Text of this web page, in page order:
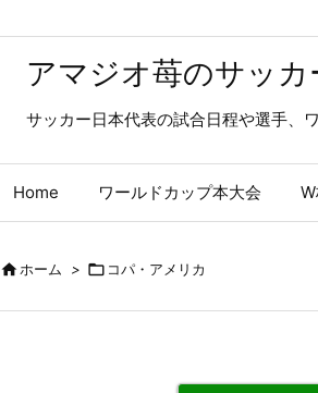
アマジオ苺のサッカ
サッカー日本代表の試合日程や選手、
Home ワールドカップ本大会
ホーム >  コパ・アメリカ